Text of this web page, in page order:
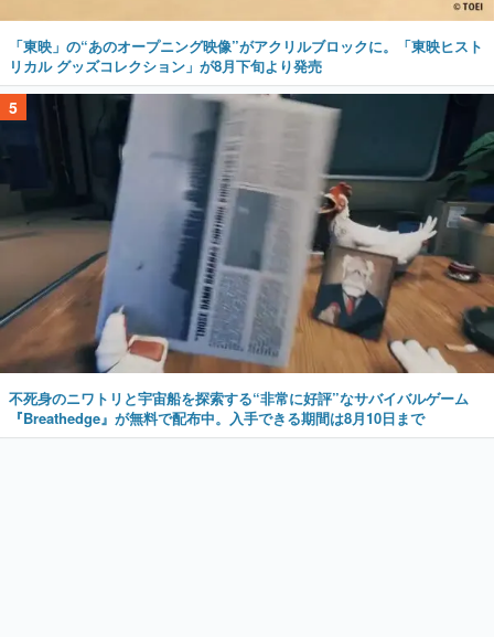
「東映」の“あのオープニング映像”がアクリルブロックに。「東映ヒスト
リカル グッズコレクション」が8月下旬より発売
5
不死身のニワトリと宇宙船を探索する“非常に好評”なサバイバルゲーム
『Breathedge』が無料で配布中。入手できる期間は8月10日まで